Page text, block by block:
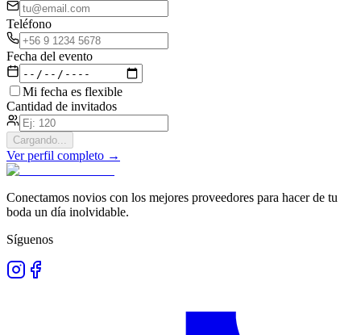
Teléfono
Fecha del evento
Mi fecha es flexible
Cantidad de invitados
Cargando...
Ver perfil completo →
Conectamos novios con los mejores proveedores para hacer de tu
boda un día inolvidable.
Síguenos